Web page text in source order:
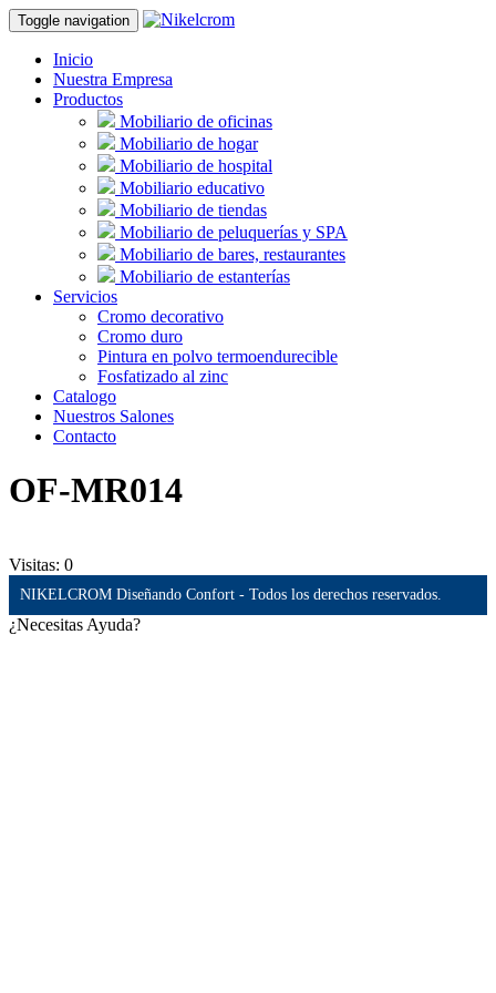
Toggle navigation
Inicio
Nuestra Empresa
Productos
Mobiliario de oficinas
Mobiliario de hogar
Mobiliario de hospital
Mobiliario educativo
Mobiliario de tiendas
Mobiliario de peluquerías y SPA
Mobiliario de bares, restaurantes
Mobiliario de estanterías
Servicios
Cromo decorativo
Cromo duro
Pintura en polvo termoendurecible
Fosfatizado al zinc
Catalogo
Nuestros Salones
Contacto
OF-MR014
Visitas: 0
NIKELCROM Diseñando Confort - Todos los derechos reservados.
¿Necesitas Ayuda?